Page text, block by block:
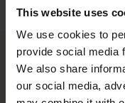
This website uses
We use cookies to
provide social media
We also share
our social media,